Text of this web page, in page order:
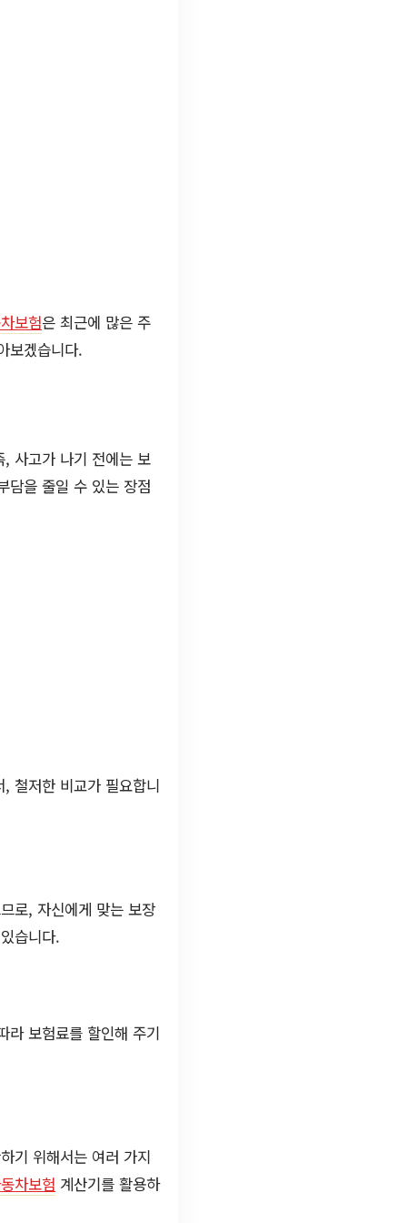
보험은 최근에 많은 주
보겠습니다.
사고가 나기 전에는 보
담을 줄일 수 있는 장점
철저한 비교가 필요합니
로, 자신에게 맞는 보장
습니다.
라 보험료를 할인해 주기
기 위해서는 여러 가지
차보험 계산기를 활용하